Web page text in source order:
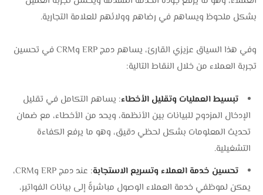
بشكل ملحوظ ويساهم في رضاهم وولائهم للعلامة التجارية.
وفي هذا السياق عزيزي القارئ، يساهم دمج ERP وCRM في تحسين
تجربة العملاء من خلال النقاط التالية:
تبسيط العمليات وتقليل الأخطاء: يساهم التكامل في تقليل
الإدخال المزدوج للبيانات بين الأنظمة، ويحد من الأخطاء، مع ضمان
تحديث المعلومات بشكل لحظي دقيق، وهو ما يرفع الكفاءة
التشغيلية.
تحسين خدمة العملاء وتسريع الاستجابة
: عند دمج ERP وCRM،
يمكن لموظفي خدمة العملاء الوصول مباشرةً إلى بيانات الفواتير،